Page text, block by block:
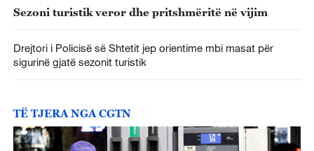
Sezoni turistik veror dhe pritshmëritë në vijim
Drejtori i Policisë së Shtetit jep orientime mbi masat për
sigurinë gjatë sezonit turistik
TË TJERA NGA CGTN